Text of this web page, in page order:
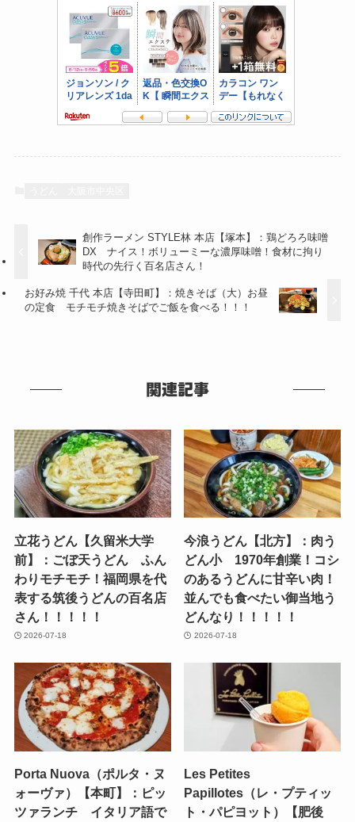
創作ラーメン STYLE林 本店【塚本】：鶏どろろ味噌
DX ナイス！ボリューミーな濃厚味噌！食材に拘り
時代の先行く百名店さん！
お好み焼 千代 本店【寺田町】：焼きそば（大）お昼
の定食 モチモチ焼きそばでご飯を食べる！！！
関連記事
立花うどん【久留米大学
前】：ごぼ天うどん ふん
わりモチモチ！福岡県を代
表する筑後うどんの百名店
さん！！！！！
2026-07-18
今浪うどん【北方】：肉う
どん小 1970年創業！コシ
のあるうどんに甘辛い肉！
並んでも食べたい御当地う
どんなり！！！！！
2026-07-18
Porta Nuova（ポルタ・ヌ
ォーヴァ）【本町】：ピッ
ツァランチ イタリア語で
Les Petites
Papillotes（レ・プティッ
ト・パピヨット）【肥後